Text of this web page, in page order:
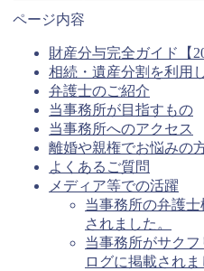
カ
ページ内容
財産分与完全ガイド【
相続・遺産分割を利用
弁護士のご紹介
当事務所が目指すもの
当事務所へのアクセス
離婚や親権でお悩みの
よくあるご質問
メディア等での活躍
当事務所の弁護
されました。
当事務所がサク
ログに掲載されま